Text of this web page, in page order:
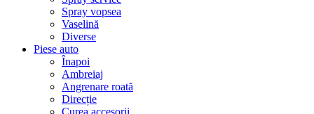
Spray vopsea
Vaselină
Diverse
Piese auto
Înapoi
Ambreiaj
Angrenare roată
Direcție